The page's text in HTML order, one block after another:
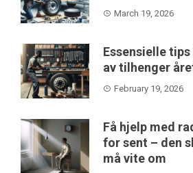
March 19, 2026
Essensielle
av tilhenger
February 19, 2026
Få hjelp med
for sent – den
må vite om